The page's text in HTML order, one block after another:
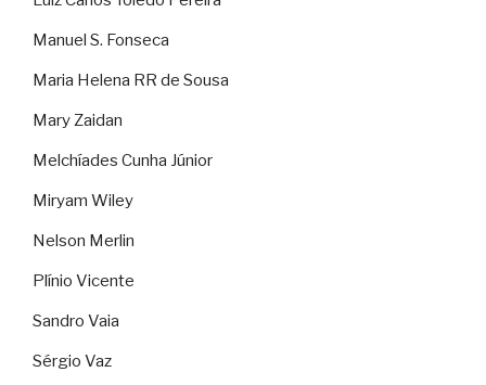
Manuel S. Fonseca
Maria Helena RR de Sousa
Mary Zaidan
Melchíades Cunha Júnior
Miryam Wiley
Nelson Merlin
Plínio Vicente
Sandro Vaia
Sérgio Vaz